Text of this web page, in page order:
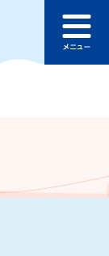
ュ